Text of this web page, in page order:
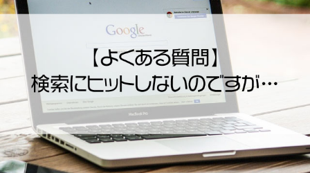
作
な
ら
E
M
W
e
b
C
0
年
1
2
9
m
w
e
b
e
t
e